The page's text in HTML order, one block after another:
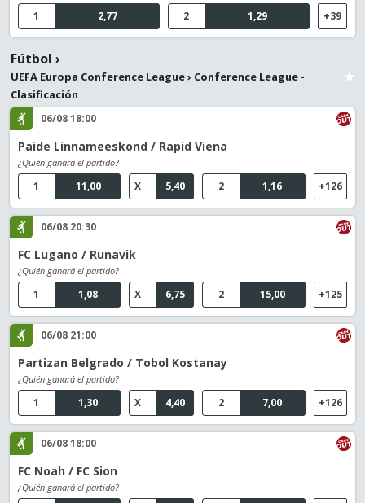
2,77
1 1,29
2 +39
Fútbol ›
UEFA Europa Conference League› Conference League -
Clasificación
06/08 18:00
Paide Linnameeskond / Rapid Viena
¿Quién ganará el partido?
11,00
1 5,40
X 1,16
2 +126
06/08 20:30
FC Lugano / Runavik
¿Quién ganará el partido?
1,08
1 6,75
X 15,00
2 +125
06/08 21:00
Partizan Belgrado / Tobol Kostanay
¿Quién ganará el partido?
1,30
1 4,40
X 7,00
2 +126
06/08 18:00
FC Noah / FC Sion
¿Quién ganará el partido?